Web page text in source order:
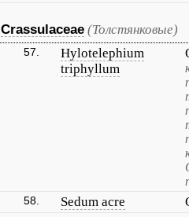
Crassulaceae (Толстянковые)
57.
Hylotelephium
triphyllum
58. Sedum acre